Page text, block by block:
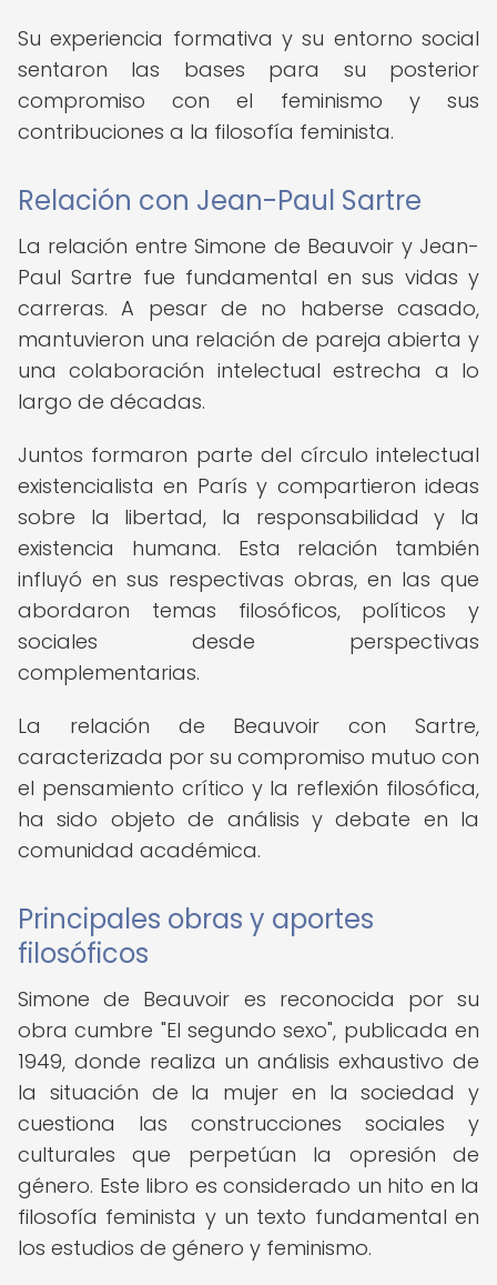
Su experiencia formativa y su entorno social
sentaron las bases para su posterior
compromiso con el feminismo y sus
contribuciones a la filosofía feminista.
Relación con Jean-Paul Sartre
La relación entre Simone de Beauvoir y Jean-
Paul Sartre fue fundamental en sus vidas y
carreras. A pesar de no haberse casado,
mantuvieron una relación de pareja abierta y
una colaboración intelectual estrecha a lo
largo de décadas.
Juntos formaron parte del círculo intelectual
existencialista en París y compartieron ideas
sobre la libertad, la responsabilidad y la
existencia humana. Esta relación también
influyó en sus respectivas obras, en las que
abordaron temas filosóficos, políticos y
sociales desde perspectivas
complementarias.
La relación de Beauvoir con Sartre,
caracterizada por su compromiso mutuo con
el pensamiento crítico y la reflexión filosófica,
ha sido objeto de análisis y debate en la
comunidad académica.
Principales obras y aportes
filosóficos
Simone de Beauvoir es reconocida por su
obra cumbre "El segundo sexo", publicada en
1949, donde realiza un análisis exhaustivo de
la situación de la mujer en la sociedad y
cuestiona las construcciones sociales y
culturales que perpetúan la opresión de
género. Este libro es considerado un hito en la
filosofía feminista y un texto fundamental en
los estudios de género y feminismo.